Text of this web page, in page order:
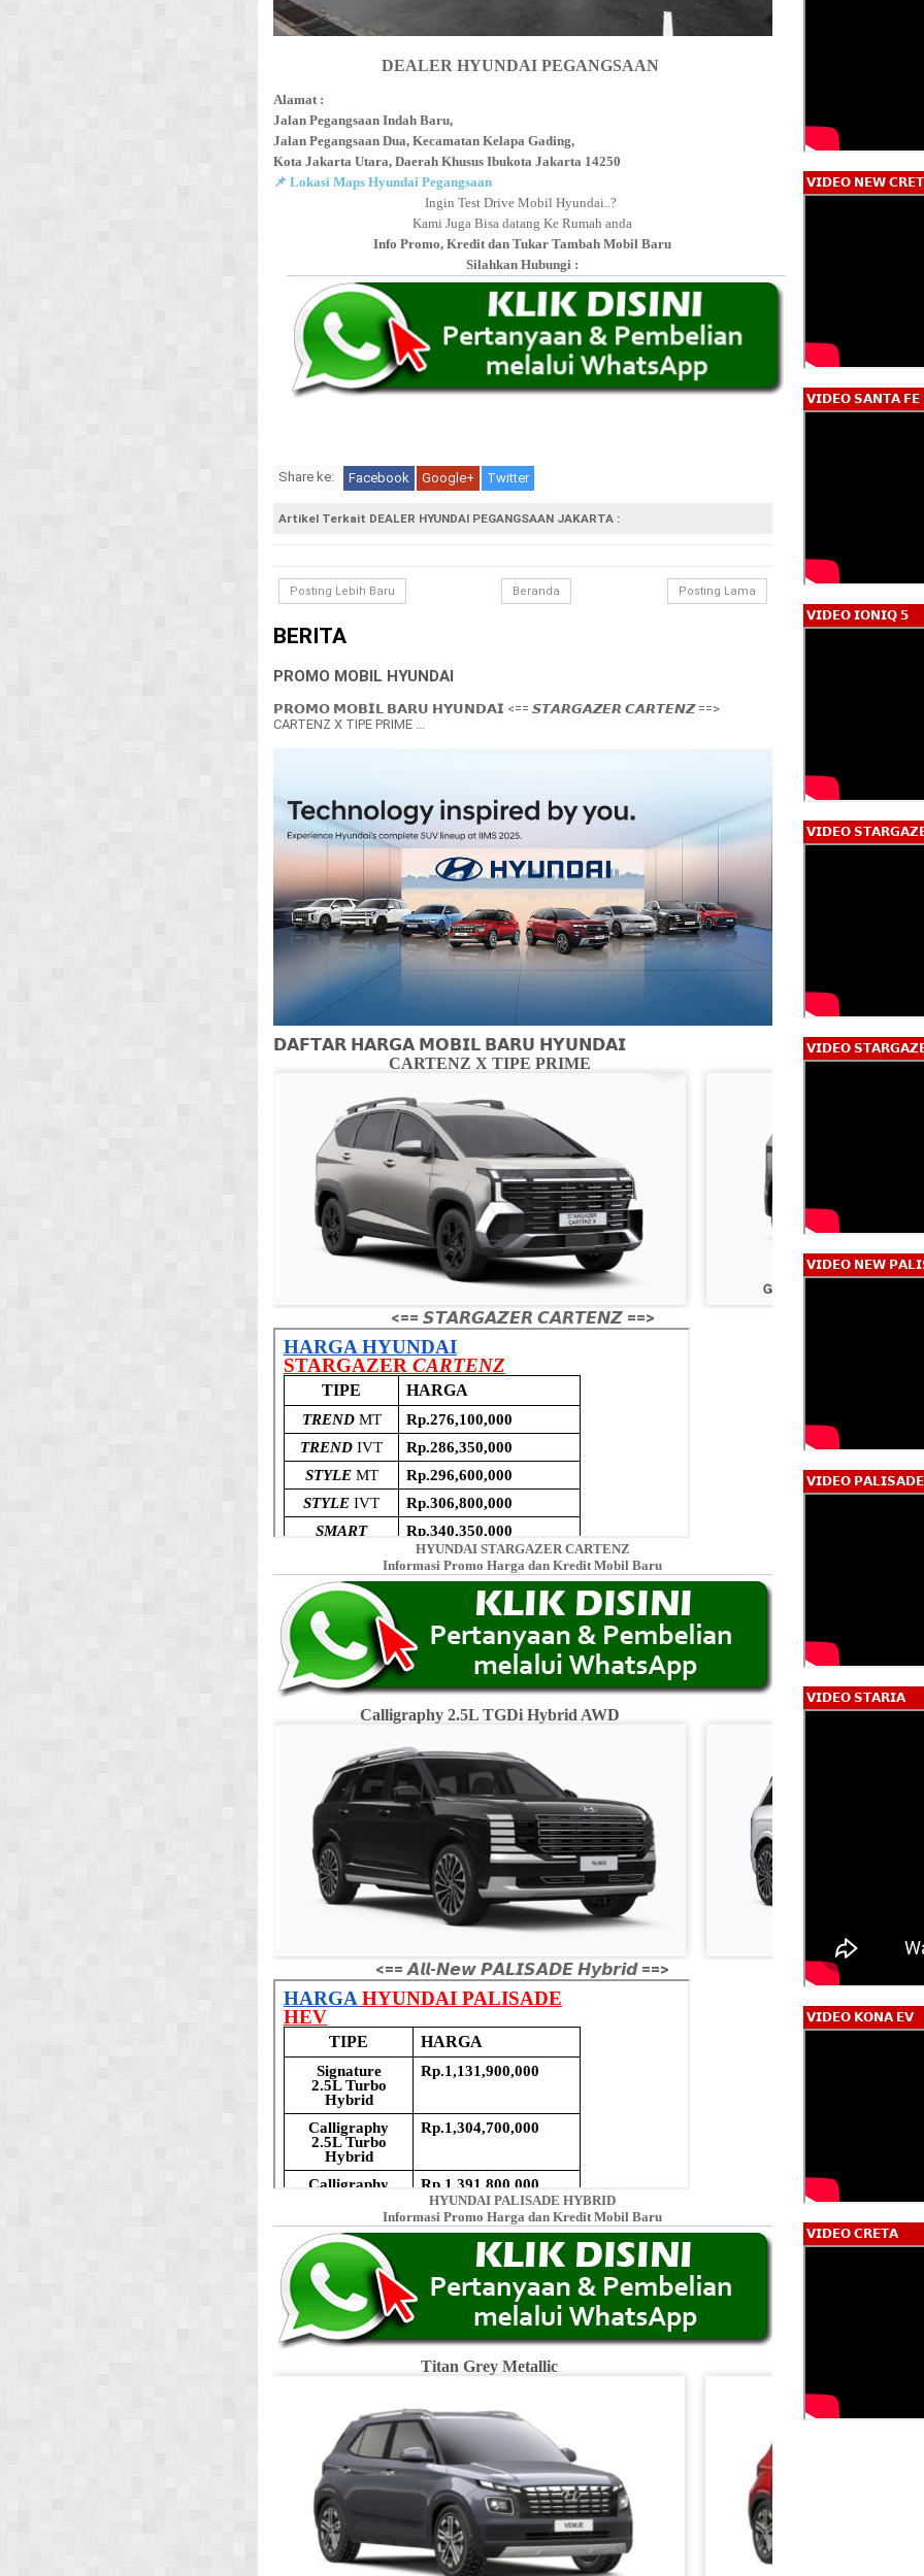
DEALER HYUNDAI PEGANGSAAN
Alamat :
Jalan Pegangsaan Indah Baru,
Jalan Pegangsaan Dua, Kecamatan Kelapa Gading,
Kota Jakarta Utara, Daerah Khusus Ibukota Jakarta 14250
📌 Lokasi Maps Hyundai Pegangsaan
Ingin Test Drive Mobil Hyundai..?
Kami Juga Bisa datang Ke Rumah anda
Info Promo, Kredit dan Tukar Tambah Mobil Baru
Silahkan Hubungi :
Share ke: Facebook Google+ Twitter
Artikel Terkait DEALER HYUNDAI PEGANGSAAN JAKARTA :
Posting Lebih Baru Posting Lama
Beranda
BERITA
PROMO MOBIL HYUNDAI
𝗣𝗥𝗢𝗠𝗢 𝗠𝗢𝗕𝗜𝗟 𝗕𝗔𝗥𝗨 𝗛𝗬𝗨𝗡𝗗𝗔𝗜 <== 𝙎𝙏𝘼𝙍𝙂𝘼𝙕𝙀𝙍 𝘾𝘼𝙍𝙏𝙀𝙉𝙕 ==>
CARTENZ X TIPE PRIME ...
𝗗𝗔𝗙𝗧𝗔𝗥 𝗛𝗔𝗥𝗚𝗔 𝗠𝗢𝗕𝗜𝗟 𝗕𝗔𝗥𝗨 𝗛𝗬𝗨𝗡𝗗𝗔𝗜
CARTENZ X TIPE PRIME CARTENZ
<== 𝙎𝙏𝘼𝙍𝙂𝘼𝙕𝙀𝙍 𝘾𝘼𝙍𝙏𝙀𝙉𝙕 ==>
HYUNDAI STARGAZER CARTENZ
Informasi Promo Harga dan Kredit Mobil Baru
Calligraphy 2.5L TGDi Hybrid AWD Calligraphy
<== 𝘼𝙡𝙡-𝙉𝙚𝙬 𝙋𝘼𝙇𝙄𝙎𝘼𝘿𝙀 𝙃𝙮𝙗𝙧𝙞𝙙 ==>
HYUNDAI PALISADE HYBRID
Informasi Promo Harga dan Kredit Mobil Baru
Titan Grey Metallic
𝗩𝗜𝗗𝗘𝗢 𝗡𝗘𝗪
𝗩𝗜𝗗𝗘𝗢 𝗦𝗔𝗡𝗧𝗔 𝗙𝗘
𝗩𝗜𝗗𝗘𝗢 𝗜𝗢𝗡𝗜𝗤 𝟱
𝗩𝗜𝗗𝗘𝗢
𝗩𝗜𝗗𝗘𝗢
𝗩𝗜𝗗𝗘𝗢 𝗡𝗘𝗪
𝗩𝗜𝗗𝗘𝗢
𝗩𝗜𝗗𝗘𝗢 𝗦𝗧𝗔𝗥𝗜𝗔
𝗩𝗜𝗗𝗘𝗢 𝗞𝗢𝗡𝗔 𝗘𝗩
𝗩𝗜𝗗𝗘𝗢 𝗖𝗥𝗘𝗧𝗔